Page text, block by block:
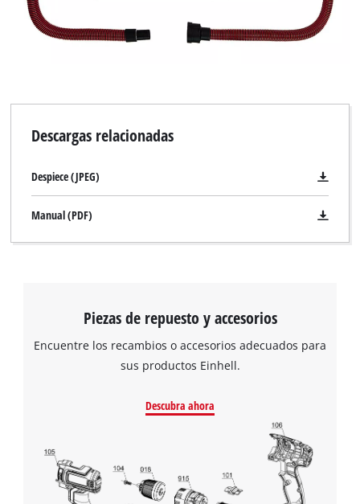
Descargas relacionadas
Despiece (JPEG)
Manual (PDF)
Piezas de repuesto y accesorios
Encuentre los recambios o accesorios adecuados para
sus productos Einhell.
Descubra ahora